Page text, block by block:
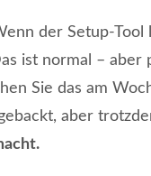
der Setup-
ist normal – aber
Sie das am
aber